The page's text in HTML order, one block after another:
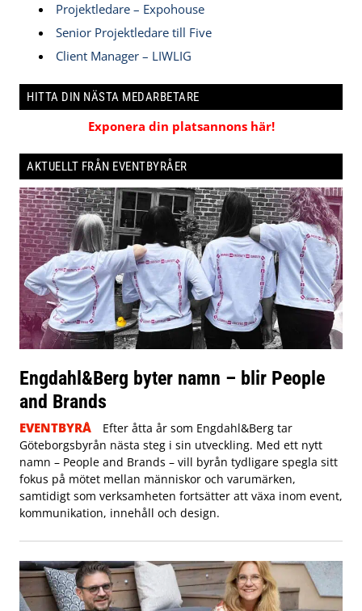
Projektledare – Expohouse
Senior Projektledare till Five
Client Manager – LIWLIG
HITTA DIN NÄSTA MEDARBETARE
Exponera din platsannons här!
AKTUELLT FRÅN EVENTBYRÅER
Engdahl&Berg byter namn – blir People
and Brands
EVENTBYRÅ
Efter åtta år som Engdahl&Berg tar
Göteborgsbyrån nästa steg i sin utveckling. Med ett nytt
namn – People and Brands – vill byrån tydligare spegla sitt
fokus på mötet mellan människor och varumärken,
samtidigt som verksamheten fortsätter att växa inom event,
kommunikation, innehåll och design.